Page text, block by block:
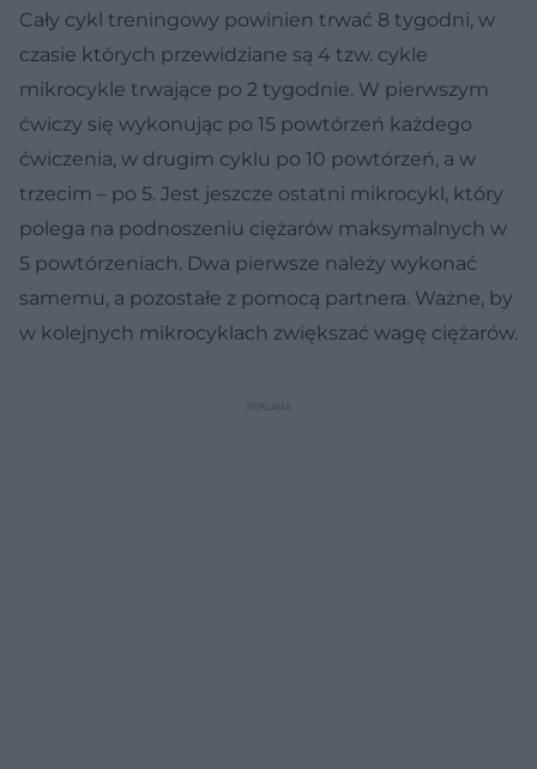
Cały cykl treningowy powinien trwać 8 tygodni, w
czasie których przewidziane są 4 tzw. cykle
mikrocykle trwające po 2 tygodnie. W pierwszym
ćwiczy się wykonując po 15 powtórzeń każdego
ćwiczenia, w drugim cyklu po 10 powtórzeń, a w
trzecim – po 5. Jest jeszcze ostatni mikrocykl, który
polega na podnoszeniu ciężarów maksymalnych w
5 powtórzeniach. Dwa pierwsze należy wykonać
samemu, a pozostałe z pomocą partnera. Ważne, by
w kolejnych mikrocyklach zwiększać wagę ciężarów.